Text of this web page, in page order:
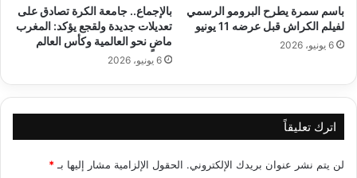
باسم سمرة يطرح البرومو الرسمي
لفيلم الكراش قبل عرضه 11 يونيو
6 يونيو، 2026
بالإجماع.. جامعة الكرة تصادق على
تعديلات جديدة ولقجع يؤكد: المغرب
ماضٍ نحو العالمية وكأس العالم
6 يونيو، 2026
اترك تعليقاً
لن يتم نشر عنوان بريدك الإلكتروني. الحقول الإلزامية مشار إليها بـ *